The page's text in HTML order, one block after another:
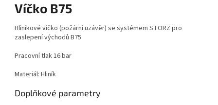
Víčko B75
Hliníkové víčko (požární uzávěr) se systémem STORZ pro
zaslepení východů B75
Pracovní tlak 16 bar
Materiál: Hliník
Doplňkové parametry